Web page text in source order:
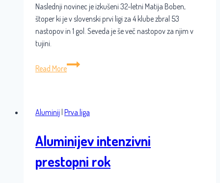
Naslednji novinec je izkušeni 32-letni Matija Boben,
štoper ki je v slovenski prvi ligi za 4 klube zbral 53
nastopov in 1 gol. Seveda je še več nastopov za njim v
tujini.
Read More
V
Aluminij
Aluminij Prva liga
Aluminijev intenzivni
prestopni rok